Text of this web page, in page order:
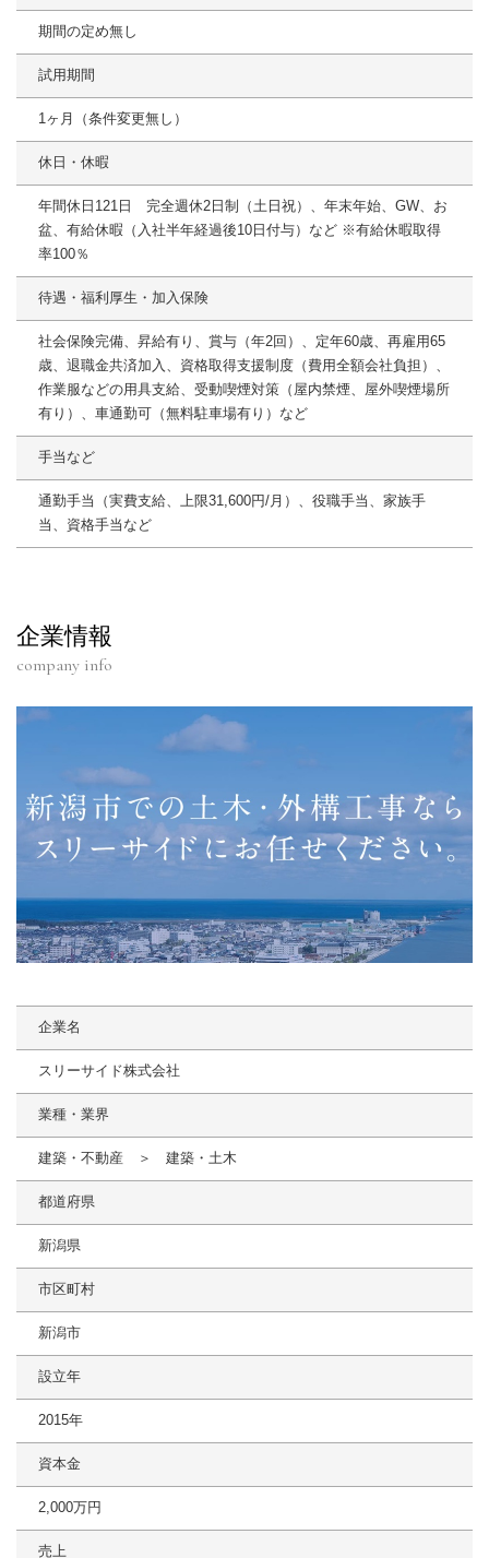
期間の定め無し
試用期間
1ヶ月（条件変更無し）
休日・休暇
年間休日121日 完全週休2⽇制（⼟⽇祝）、年末年始、GW、お
盆、有給休暇（入社半年経過後10日付与）など ※有給休暇取得
率100％
待遇・福利厚生・加入保険
社会保険完備、昇給有り、賞与（年2回）、定年60歳、再雇用65
歳、退職金共済加入、資格取得⽀援制度（費⽤全額会社負担）、
作業服などの用具⽀給、受動喫煙対策（屋内禁煙、屋外喫煙場所
有り）、車通勤可（無料駐車場有り）など
手当など
通勤手当（実費支給、上限31,600円/月）、役職手当、家族⼿
当、資格手当など
企業情報
company info
企業名
スリーサイド株式会社
業種・業界
建築・不動産 ＞ 建築・土木
都道府県
新潟県
市区町村
新潟市
設立年
2015年
資本金
2,000万円
売上